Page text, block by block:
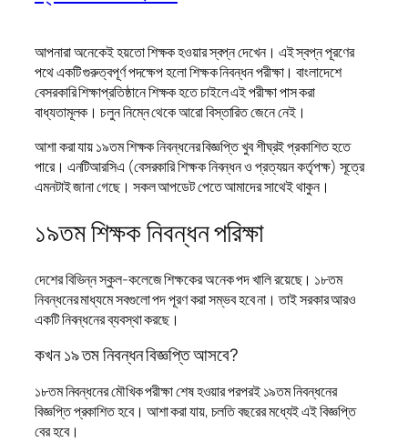
আপনারা অনেকেই হয়তো শিক্ষক হওয়ার স্বপ্ন দেখেন। এই স্বপ্ন পূরণের
পথে একটি গুরুত্বপূর্ণ পদক্ষেপ হলো শিক্ষক নিবন্ধন পরীক্ষা। বাংলাদেশে
বেসরকারি শিক্ষাপ্রতিষ্ঠানে শিক্ষক হতে চাইলে এই পরীক্ষা পাস করা
বাধ্যতামূলক। চলুন নিম্নে থেকে আরো বিস্তারিত জেনে নেই।
আশা করা যায় ১৯তম শিক্ষক নিবন্ধনের বিজ্ঞপ্তি খুব শীঘ্রই প্রকাশিত হতে
পারে। এনটিআরসিএ (বেসরকারি শিক্ষক নিবন্ধন ও প্রত্যয়ন কর্তৃপক্ষ) সূত্রে
এমনটাই জানা গেছে। সকল আপডেট পেতে আমাদের সাথেই থাকুন।
১৯তম শিক্ষক নিবন্ধন পরিক্ষা
দেশের বিভিন্ন স্কুল-কলেজে শিক্ষকের অনেক পদ খালি রয়েছে। ১৮তম
নিবন্ধনের মাধ্যমে সবগুলো পদ পূরণ করা সম্ভব হবে না। তাই সরকার আরও
একটি নিবন্ধনের ব্যবস্থা করছে।
কখন ১৯ তম নিবন্ধন বিজ্ঞপ্তি আসবে?
১৮তম নিবন্ধনের মৌখিক পরীক্ষা শেষ হওয়ার পরপরই ১৯তম নিবন্ধনের
বিজ্ঞপ্তি প্রকাশিত হবে। আশা করা যায়, চলতি বছরের মধ্যেই এই বিজ্ঞপ্তি
বের হবে।